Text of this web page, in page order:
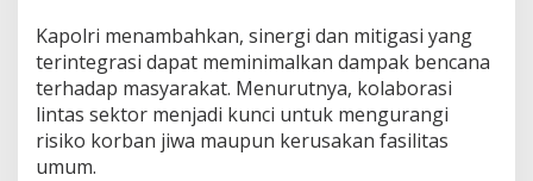
Kapolri menambahkan, sinergi dan mitigasi yang
terintegrasi dapat meminimalkan dampak bencana
terhadap masyarakat. Menurutnya, kolaborasi
lintas sektor menjadi kunci untuk mengurangi
risiko korban jiwa maupun kerusakan fasilitas
umum.